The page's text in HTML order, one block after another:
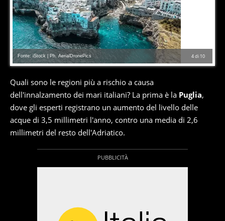
4di 10
Fonte: iStock | Ph. AerialDronePics
Quali sono le regioni più a rischio a causa
dell'innalzamento dei mari italiani? La prima è la Puglia,
dove gli esperti registrano un aumento del livello delle
acque di 3,5 millimetri l'anno, contro una media di 2,6
millimetri del resto dell'Adriatico.